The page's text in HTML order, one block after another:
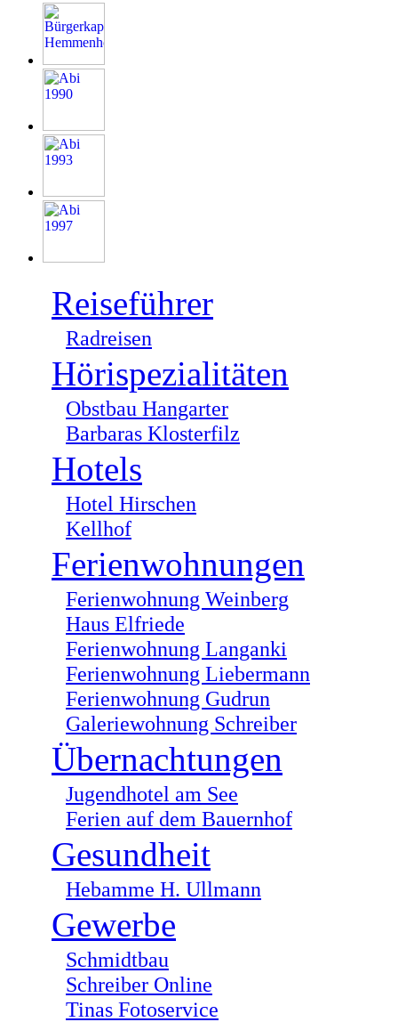
Reiseführer
Radreisen
Hörispezialitäten
Obstbau Hangarter
Barbaras Klosterfilz
Hotels
Hotel Hirschen
Kellhof
Ferienwohnungen
Ferienwohnung Weinberg
Haus Elfriede
Ferienwohnung Langanki
Ferienwohnung Liebermann
Ferienwohnung Gudrun
Galeriewohnung Schreiber
Übernachtungen
Jugendhotel am See
Ferien auf dem Bauernhof
Gesundheit
Hebamme H. Ullmann
Gewerbe
Schmidtbau
Schreiber Online
Tinas Fotoservice